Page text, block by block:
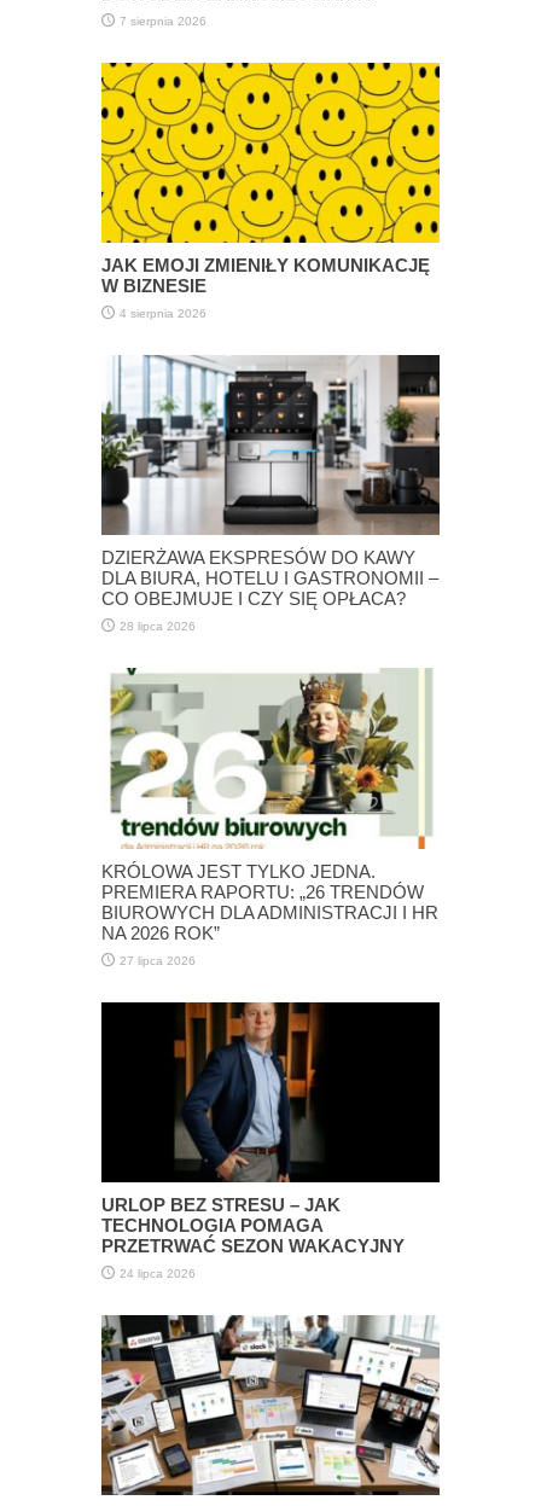
7 sierpnia 2026
JAK EMOJI ZMIENIŁY KOMUNIKACJĘ
W BIZNESIE
4 sierpnia 2026
DZIERŻAWA EKSPRESÓW DO KAWY
DLA BIURA, HOTELU I GASTRONOMII –
CO OBEJMUJE I CZY SIĘ OPŁACA?
28 lipca 2026
KRÓLOWA JEST TYLKO JEDNA.
PREMIERA RAPORTU: „26 TRENDÓW
BIUROWYCH DLA ADMINISTRACJI I HR
NA 2026 ROK”
27 lipca 2026
URLOP BEZ STRESU – JAK
TECHNOLOGIA POMAGA
PRZETRWAĆ SEZON WAKACYJNY
24 lipca 2026